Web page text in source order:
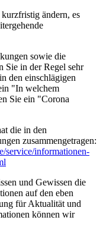
ändern, es
sowie die
Sie in der Regel sehr
den einschlägigen
"In welchem
Sie ein "Corona
die in den
zusammengetragen:
­service/­informationen-
und Gewissen die
auf den eben
für Aktualität und
können wir